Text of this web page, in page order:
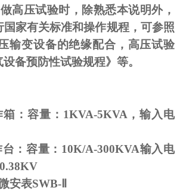
高压试验时，除熟悉本说明外，
家有关标准和操作规程，可参照
压输变设备的绝缘配合，高压试验
备预防性试验规程》等。
：容量： 1KVA-5KVA ，输入电
：容量： 10K/A-300KVA输入电
0.38KV
安表SWB-